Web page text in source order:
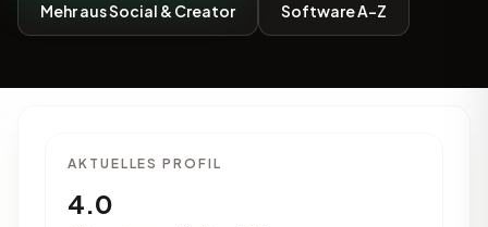
Mehr aus Social & Creator Software A-Z
AKTUELLES PROFIL
4.0